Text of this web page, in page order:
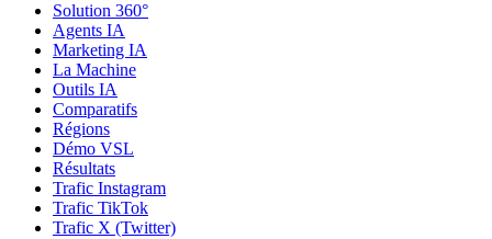
Solution 360°
Agents IA
Marketing IA
La Machine
Outils IA
Comparatifs
Régions
Démo VSL
Résultats
Trafic Instagram
Trafic TikTok
Trafic X (Twitter)